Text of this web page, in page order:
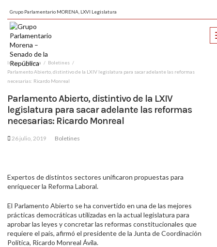
Grupo Parlamentario MORENA, LXVI Legislatura
Inicio Prensa
Boletines
Parlamento Abierto, distintivo de la LXIV legislatura para sacar adelante las reformas
necesarias: Ricardo Monreal
Parlamento Abierto, distintivo de la LXIV
legislatura para sacar adelante las reformas
necesarias: Ricardo Monreal
26 julio, 2019 Boletines
Expertos de distintos sectores unificaron propuestas para
enriquecer la Reforma Laboral.
El Parlamento Abierto se ha convertido en una de las mejores
prácticas democráticas utilizadas en la actual legislatura para
aprobar las leyes y concretar las reformas constitucionales que
requiere el país, afirmó el presidente de la Junta de Coordinación
Política, Ricardo Monreal Ávila.